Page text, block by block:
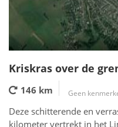
Kriskras over de
146 km Geen
Deze schitterende en
kilometer vertrekt in het